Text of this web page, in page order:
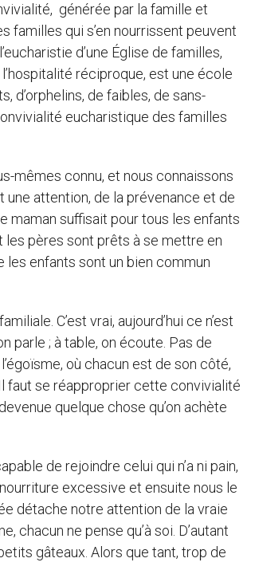
générée par la famille et
familles qui s’en nourrissent peuvent
d’une Église de familles,
réciproque, est une école
d’orphelins, de faibles, de sans-
eucharistique des familles
mêmes connu, et nous connaissons
une attention, de la prévenance et de
maman suffisait pour tous les enfants
les pères sont prêts à se mettre en
les enfants sont un bien commun
C’est vrai, aujourd’hui ce n’est
parle ; à table, on écoute. Pas de
où chacun est de son côté,
faut se réapproprier cette convivialité
quelque chose qu’on achète
de rejoindre celui qui n’a ni pain,
excessive et ensuite nous le
détache notre attention de la vraie
chacun ne pense qu’à soi. D’autant
gâteaux. Alors que tant, trop de